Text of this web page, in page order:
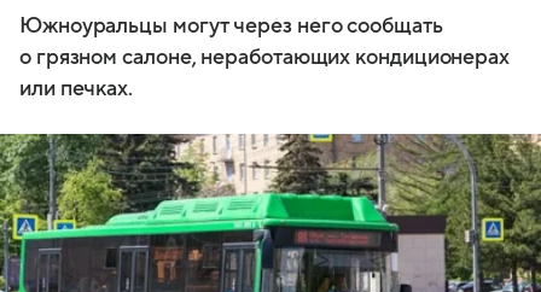
Южноуральцы могут через него сообщать
о грязном салоне, неработающих кондиционерах
или печках.